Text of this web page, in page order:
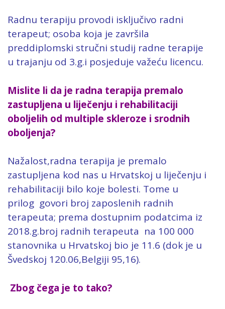
Radnu terapiju provodi isključivo radni
terapeut; osoba koja je završila
preddiplomski stručni studij radne terapije
u trajanju od 3.g.i posjeduje važeću licencu.
Mislite li da je radna terapija premalo
zastupljena u liječenju i rehabilitaciji
oboljelih od multiple skleroze i srodnih
oboljenja?
Nažalost,radna terapija je premalo
zastupljena kod nas u Hrvatskoj u liječenju i
rehabilitaciji bilo koje bolesti. Tome u
prilog govori broj zaposlenih radnih
terapeuta; prema dostupnim podatcima iz
2018.g.broj radnih terapeuta na 100 000
stanovnika u Hrvatskoj bio je 11.6 (dok je u
Švedskoj 120.06,Belgiji 95,16).
Zbog čega je to tako?